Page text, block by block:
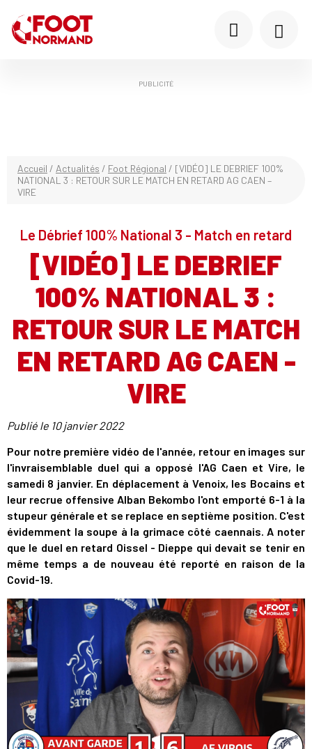
PUBLICITÉ
Accueil / Actualités / Foot Régional / [VIDÉO] LE DEBRIEF 100%
NATIONAL 3 : RETOUR SUR LE MATCH EN RETARD AG CAEN –
VIRE
Le Débrief 100% National 3 - Match en retard
[VIDÉO] LE DEBRIEF
100% NATIONAL 3 :
RETOUR SUR LE MATCH
EN RETARD AG CAEN -
VIRE
Publié le 10 janvier 2022
Pour notre première vidéo de l'année, retour en images sur
l'invraisemblable duel qui a opposé l'AG Caen et Vire, le
samedi 8 janvier. En déplacement à Venoix, les Bocains et
leur recrue offensive Alban Bekombo l'ont emporté 6-1 à la
stupeur générale et se replace en septième position. C'est
évidemment la soupe à la grimace côté caennais. A noter
que le duel en retard Oissel - Dieppe qui devait se tenir en
même temps a de nouveau été reporté en raison de la
Covid-19.